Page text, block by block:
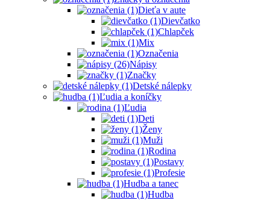
Dieťa v aute
Dievčatko
Chlapček
Mix
Označenia
Nápisy
Značky
Detské nálepky
Ľudia a koníčky
Ľudia
Deti
Ženy
Muži
Rodina
Postavy
Profesie
Hudba a tanec
Hudba